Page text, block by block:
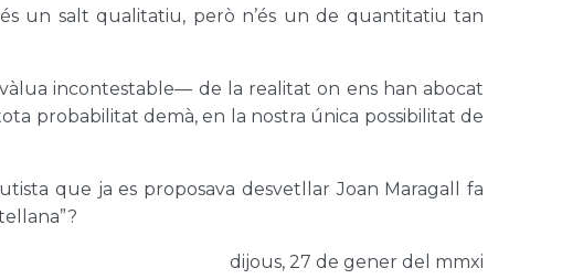
un salt qualitatiu, però n’és un de quantitatiu tan
incontestable— de la realitat on ens han abocat
probabilitat demà, en la nostra única possibilitat de
que ja es proposava desvetllar Joan Maragall fa
dijous, 27 de gener del mmxi